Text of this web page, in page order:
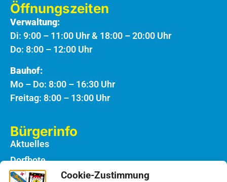
Cookie-Zustimmung
Öffnungszeiten
Verwaltung:
Di: 9:00 – 11:00 Uhr & 18:00 – 20:00 Uhr
Do: 8:00 – 12:00 Uhr
Bauhof:
Mo – Do: 8:00 – 16:30 Uhr
Freitag: 8:00 – 13:00 Uhr
Bürgerinfo
Aktuelles
Dorfbote
Rathaus